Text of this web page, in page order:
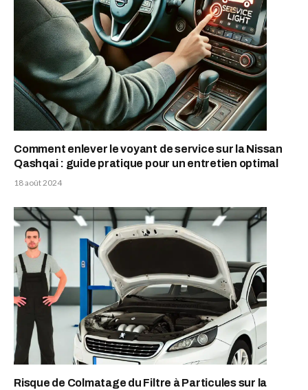
Comment enlever le voyant de service sur la Nissan
Qashqai : guide pratique pour un entretien optimal
18 août 2024
Risque de Colmatage du Filtre à Particules sur la